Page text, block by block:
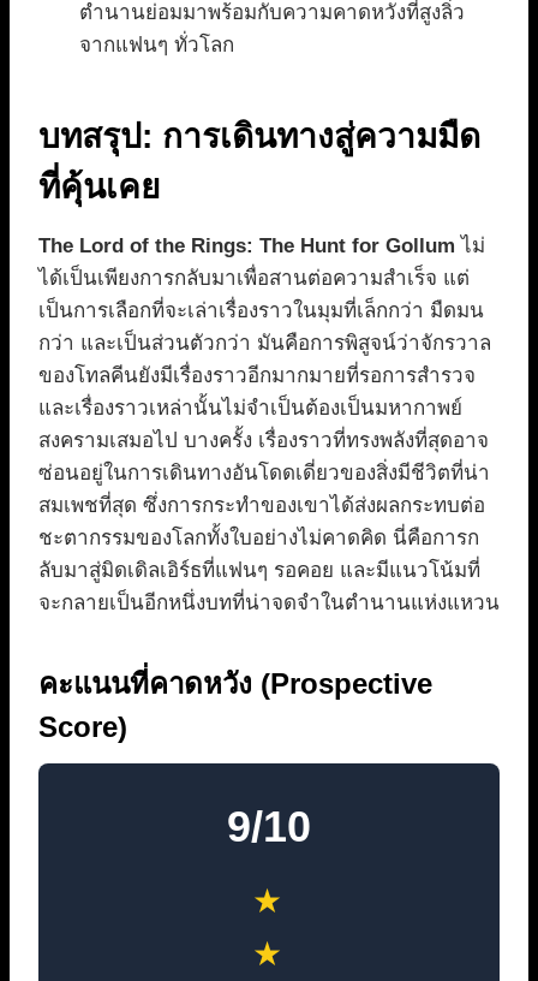
ตำนานย่อมมาพร้อมกับความคาดหวังที่สูงลิ่ว
จากแฟนๆ ทั่วโลก
บทสรุป: การเดินทางสู่ความมืด
ที่คุ้นเคย
The Lord of the Rings: The Hunt for Gollum ไม่
ได้เป็นเพียงการกลับมาเพื่อสานต่อความสำเร็จ แต่
เป็นการเลือกที่จะเล่าเรื่องราวในมุมที่เล็กกว่า มืดมน
กว่า และเป็นส่วนตัวกว่า มันคือการพิสูจน์ว่าจักรวาล
ของโทลคีนยังมีเรื่องราวอีกมากมายที่รอการสำรวจ
และเรื่องราวเหล่านั้นไม่จำเป็นต้องเป็นมหากาพย์
สงครามเสมอไป บางครั้ง เรื่องราวที่ทรงพลังที่สุดอาจ
ซ่อนอยู่ในการเดินทางอันโดดเดี่ยวของสิ่งมีชีวิตที่น่า
สมเพชที่สุด ซึ่งการกระทำของเขาได้ส่งผลกระทบต่อ
ชะตากรรมของโลกทั้งใบอย่างไม่คาดคิด นี่คือการก
ลับมาสู่มิดเดิลเอิร์ธที่แฟนๆ รอคอย และมีแนวโน้มที่
จะกลายเป็นอีกหนึ่งบทที่น่าจดจำในตำนานแห่งแหวน
คะแนนที่คาดหวัง (Prospective
Score)
9/10
★
★